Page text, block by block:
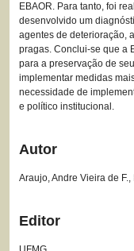
EBAOR. Para tanto, foi
desenvolvido um
agentes de deterioração,
pragas. Conclui-se que a
para a preservação de
implementar medidas
necessidade de
e político institucional.
Autor
Araujo, Andre Vieira de
Editor